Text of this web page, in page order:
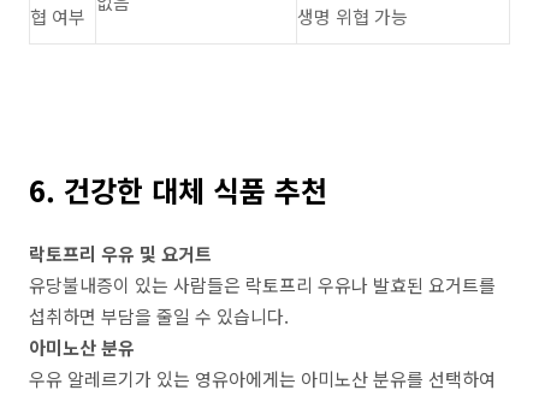
협 여부
생명 위협 가능
6. 건강한 대체 식품 추천
락토프리 우유 및 요거트
유당불내증이 있는 사람들은 락토프리 우유나 발효된 요거트를
섭취하면 부담을 줄일 수 있습니다.
아미노산 분유
우유 알레르기가 있는 영유아에게는 아미노산 분유를 선택하여